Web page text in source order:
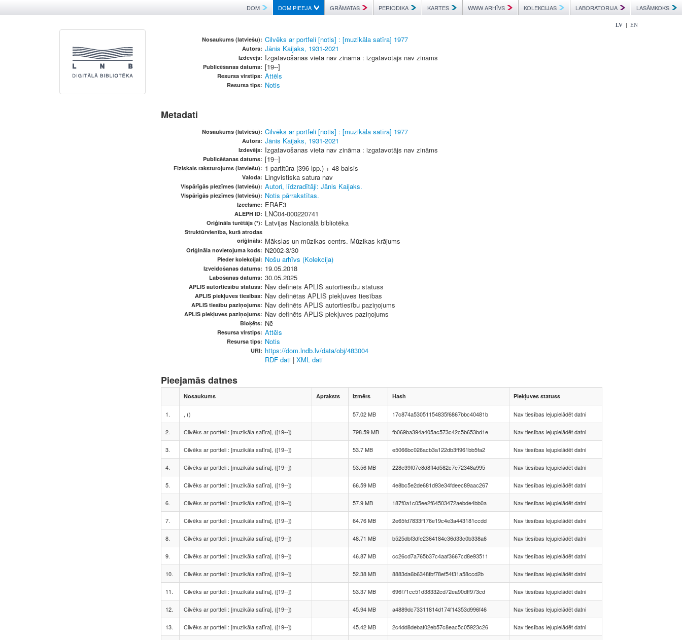
DOM DOM PIEEJA GRĀMATAS PERIODIKA KARTES WWW ARHĪVS KOLEKCIJAS LABORATORIJA LASĀMKOKS
LV | EN
Nosaukums (latviešu): Cilvēks ar portfeli [notis] : [muzikāla satīra] 1977
Autors: Jānis Kaijaks, 1931-2021
Izdevējs: Izgatavošanas vieta nav zināma : izgatavotājs nav zināms
Publicēšanas datums: [19--]
Resursa virstips: Attēls
Resursa tips: Notis
Metadati
Nosaukums (latviešu): Cilvēks ar portfeli [notis] : [muzikāla satīra] 1977
Autors: Jānis Kaijaks, 1931-2021
Izdevējs: Izgatavošanas vieta nav zināma : izgatavotājs nav zināms
Publicēšanas datums: [19--]
Fiziskais raksturojums (latviešu): 1 partitūra (396 lpp.) + 48 balsis
Valoda: Lingvistiska satura nav
Vispārīgās piezīmes (latviešu): Autori, līdzradītāji: Jānis Kaijaks.
Vispārīgās piezīmes (latviešu): Notis pārrakstītas.
Izcelsme: ERAF3
ALEPH ID: LNC04-000220741
Oriģināla turētājs (*): Latvijas Nacionālā bibliotēka
Struktūrvienība, kurā atrodas
oriģināls: Mākslas un mūzikas centrs. Mūzikas krājums
Oriģināla novietojuma kods: N2002-3/30
Pieder kolekcijai: Nošu arhīvs (Kolekcija)
Izveidošanas datums: 19.05.2018
Labošanas datums: 30.05.2025
APLIS autortiesību statuss: Nav definēts APLIS autortiesību statuss
APLIS piekļuves tiesības: Nav definētas APLIS piekļuves tiesības
APLIS tiesību paziņojums: Nav definēts APLIS autortiesību paziņojums
APLIS piekļuves paziņojums: Nav definēts APLIS piekļuves paziņojums
Bloķēts: Nē
Resursa virstips: Attēls
Resursa tips: Notis
URI: https://dom.lndb.lv/data/obj/483004
RDF dati | XML dati
Pieejamās datnes
Nosaukums Apraksts Izmērs Hash Piekļuves statuss
1. , () 57.02 MB 17c874a53051154835f6867bbc40481b Nav tiesības lejupielādēt datni
2. Cilvēks ar portfeli : [muzikāla satīra], ([19--]) 798.59 MB fb069ba394a405ac573c42c5b653bd1e Nav tiesības lejupielādēt datni
3. Cilvēks ar portfeli : [muzikāla satīra], ([19--]) 53.7 MB e5066bc026acb3a122db3ff961bb5fa2 Nav tiesības lejupielādēt datni
4. Cilvēks ar portfeli : [muzikāla satīra], ([19--]) 53.56 MB 228e39f07c8d8ff4d582c7e72348a995 Nav tiesības lejupielādēt datni
5. Cilvēks ar portfeli : [muzikāla satīra], ([19--]) 66.59 MB 4e8bc5e2de681d93e34fdeec89aac267 Nav tiesības lejupielādēt datni
6. Cilvēks ar portfeli : [muzikāla satīra], ([19--]) 57.9 MB 187f0a1c05ee2f64503472aebde4bb0a Nav tiesības lejupielādēt datni
7. Cilvēks ar portfeli : [muzikāla satīra], ([19--]) 64.76 MB 2e65fd7833f176e19c4e3a443181ccdd Nav tiesības lejupielādēt datni
8. Cilvēks ar portfeli : [muzikāla satīra], ([19--]) 48.71 MB b525dbf3dfe2364184c36d33c0b338a6 Nav tiesības lejupielādēt datni
9. Cilvēks ar portfeli : [muzikāla satīra], ([19--]) 46.87 MB cc26cd7a765b37c4aaf3667cd8e93511 Nav tiesības lejupielādēt datni
10. Cilvēks ar portfeli : [muzikāla satīra], ([19--]) 52.38 MB 8883da6b6348fbf78ef54f31a58ccd2b Nav tiesības lejupielādēt datni
11. Cilvēks ar portfeli : [muzikāla satīra], ([19--]) 53.37 MB 696f71cc51d38332cd72ea90dff973cd Nav tiesības lejupielādēt datni
12. Cilvēks ar portfeli : [muzikāla satīra], ([19--]) 45.94 MB a4889dc73311814d174f14353d996f46 Nav tiesības lejupielādēt datni
13. Cilvēks ar portfeli : [muzikāla satīra], ([19--]) 45.42 MB 2c4dd8debaf02eb57c8eac5c05923c26 Nav tiesības lejupielādēt datni